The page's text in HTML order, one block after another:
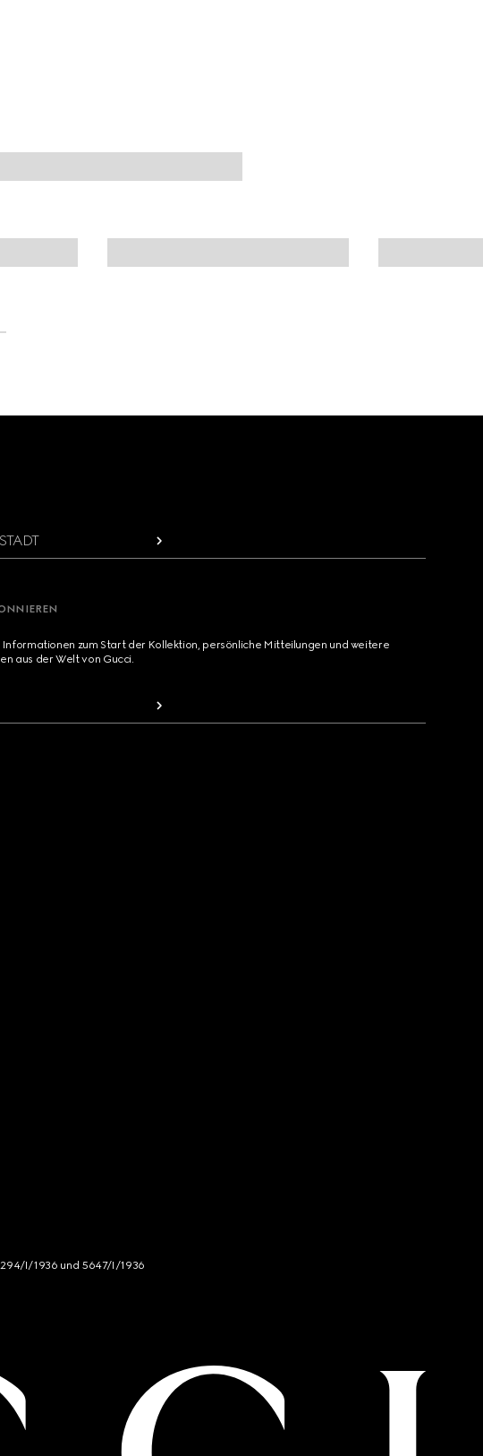
Informationen zum Start der Kollektion, persönliche Mitteilungen und weitere
aus der Welt von Gucci.
I/1936 und 5647/I/1936